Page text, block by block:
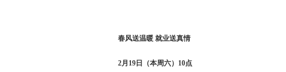
春风送温暖 就业送真情
2月19日（本周六）10点